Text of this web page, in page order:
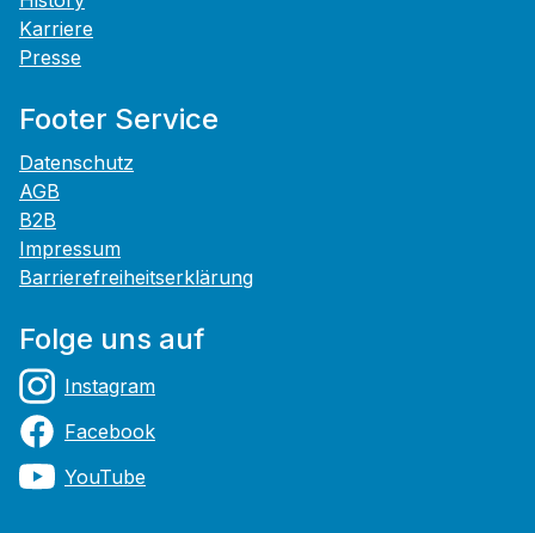
Karriere
Presse
Footer Service
Datenschutz
AGB
B2B
Impressum
Barrierefreiheitserklärung
Folge uns auf
Instagram
Facebook
YouTube